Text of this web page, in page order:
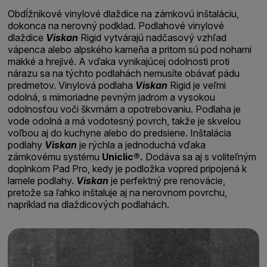
Obdĺžnikové vinylové dlaždice na zámkovú inštaláciu,
dokonca na nerovný podklad. Podlahové vinylové
dlaždice Viskan Rigid vytvárajú nadčasový vzhľad
vápenca alebo alpského kameňa a pritom sú pod nohami
mäkké a hrejivé. A vďaka vynikajúcej odolnosti proti
nárazu sa na týchto podlahách nemusíte obávať pádu
predmetov. Vinylová podlaha Viskan Rigid je veľmi
odolná, s mimoriadne pevným jadrom a vysokou
odolnosťou voči škvrnám a opotrebovaniu. Podlaha je
vode odolná a má vodotesný povrch, takže je skvelou
voľbou aj do kuchyne alebo do predsiene. Inštalácia
podlahy Viskan je rýchla a jednoduchá vďaka
zámkovému systému Uniclic®. Dodáva sa aj s voliteľným
doplnkom Pad Pro, kedy je podložka vopred pripojená k
lamele podlahy. Viskan je perfektný pre renovácie,
pretože sa ľahko inštaluje aj na nerovnom povrchu,
napríklad na dlaždicových podlahách.